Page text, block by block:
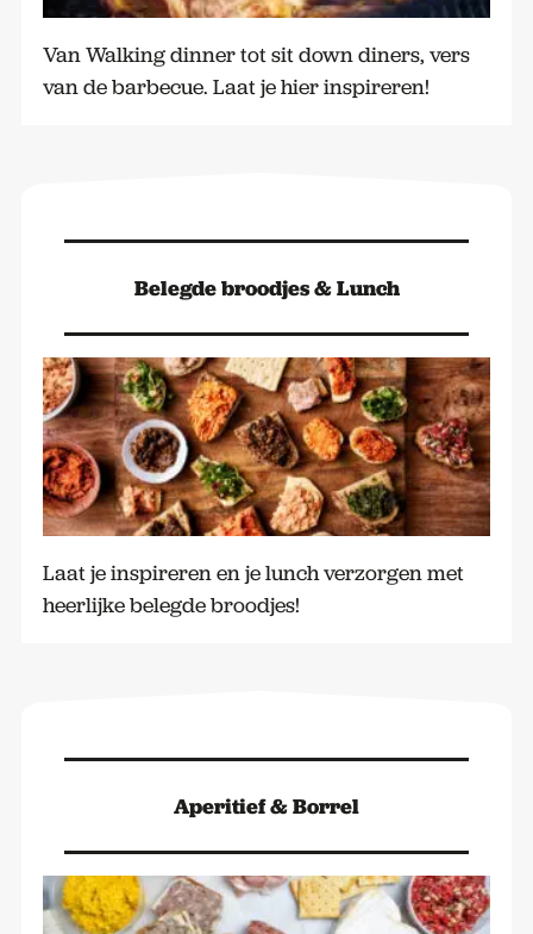
Van Walking dinner tot sit down diners, vers
van de barbecue. Laat je hier inspireren!
Belegde broodjes & Lunch
Laat je inspireren en je lunch verzorgen met
heerlijke belegde broodjes!
Aperitief & Borrel